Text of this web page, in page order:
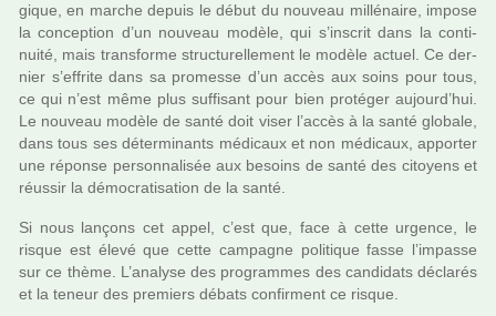
gi­que, en marche depuis le début du nou­veau mil­lé­naire, impose
la concep­tion d’un nou­veau modèle, qui s’ins­crit dans la conti­
nuité, mais trans­forme struc­tu­rel­le­ment le modèle actuel. Ce der­
nier s’effrite dans sa pro­messe d’un accès aux soins pour tous,
ce qui n’est même plus suf­fi­sant pour bien pro­té­ger aujourd’hui.
Le nou­veau modèle de santé doit viser l’accès à la santé glo­bale,
dans tous ses déter­mi­nants médi­caux et non médi­caux, appor­ter
une réponse per­son­na­li­sée aux besoins de santé des citoyens et
réus­sir la démo­cra­ti­sa­tion de la santé.
Si nous lan­çons cet appel, c’est que, face à cette urgence, le
risque est élevé que cette cam­pa­gne poli­ti­que fasse l’impasse
sur ce thème. L’ana­lyse des pro­gram­mes des can­di­dats décla­rés
et la teneur des pre­miers débats confir­ment ce risque.